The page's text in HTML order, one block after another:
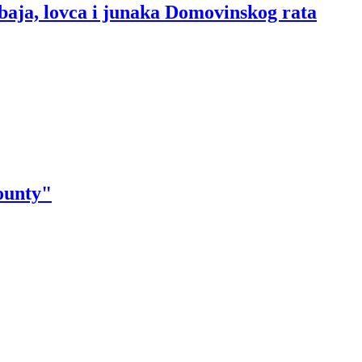
lovca i junaka Domovinskog rata